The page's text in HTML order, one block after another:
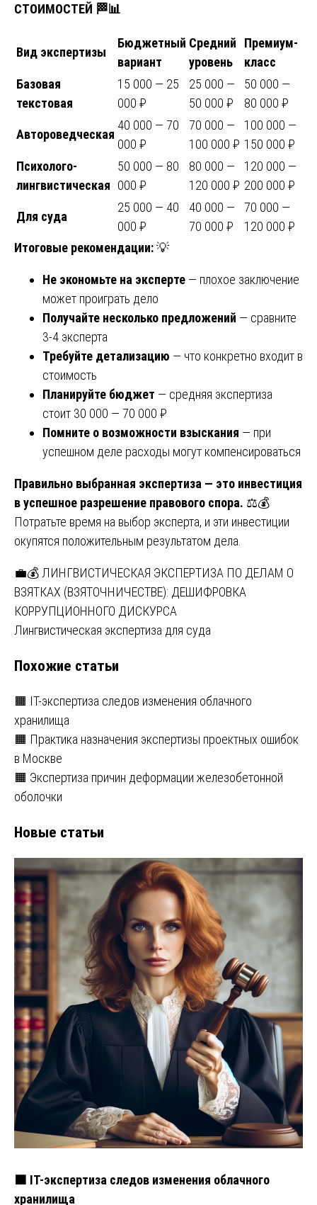
СТОИМОСТЕЙ 🏁📊
Вид экспертизы
Бюджетный
вариант
Средний
уровень
Премиум-
класс
Базовая
текстовая
15 000 — 25
000 ₽
25 000 —
50 000 ₽
50 000 —
80 000 ₽
Автороведческая
40 000 — 70
000 ₽
70 000 —
100 000 ₽
100 000 —
150 000 ₽
Психолого-
лингвистическая
50 000 — 80
000 ₽
80 000 —
120 000 ₽
120 000 —
200 000 ₽
Для суда
25 000 — 40
000 ₽
40 000 —
70 000 ₽
70 000 —
120 000 ₽
Итоговые рекомендации:💡
Не экономьте на эксперте — плохое заключение
может проиграть дело
Получайте несколько предложений — сравните
3-4 эксперта
Требуйте детализацию — что конкретно входит в
стоимость
Планируйте бюджет — средняя экспертиза
стоит 30 000 — 70 000 ₽
Помните о возможности взыскания — при
успешном деле расходы могут компенсироваться
Правильно выбранная экспертиза — это инвестиция
в успешное разрешение правового спора. ⚖️💰
Потратьте время на выбор эксперта, и эти инвестиции
окупятся положительным результатом дела.
Навигация
по
записям
💼💰 ЛИНГВИСТИЧЕСКАЯ ЭКСПЕРТИЗА ПО ДЕЛАМ О
ВЗЯТКАХ (ВЗЯТОЧНИЧЕСТВЕ): ДЕШИФРОВКА
КОРРУПЦИОННОГО ДИСКУРСА
Лингвистическая экспертиза для суда
Похожие статьи
🟧 IT-экспертиза следов изменения облачного
хранилища
🟧 Практика назначения экспертизы проектных ошибок
в Москве
🟧 Экспертиза причин деформации железобетонной
оболочки
Новые статьи
🟧 IT-экспертиза следов изменения облачного
хранилища